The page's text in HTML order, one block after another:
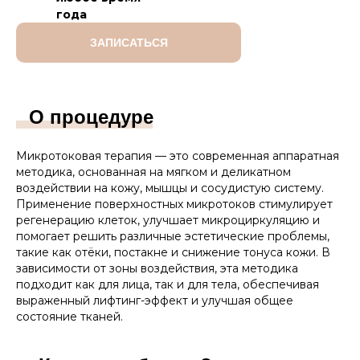
ЗАПИСАТЬСЯ
года
О процедуре
Микротоковая терапия — это современная аппаратная
методика, основанная на мягком и деликатном
воздействии на кожу, мышцы и сосудистую систему.
Применение поверхностных микротоков стимулирует
регенерацию клеток, улучшает микроциркуляцию и
помогает решить различные эстетические проблемы,
такие как отёки, постакне и снижение тонуса кожи. В
зависимости от зоны воздействия, эта методика
подходит как для лица, так и для тела, обеспечивая
выраженный лифтинг-эффект и улучшая общее
состояние тканей.